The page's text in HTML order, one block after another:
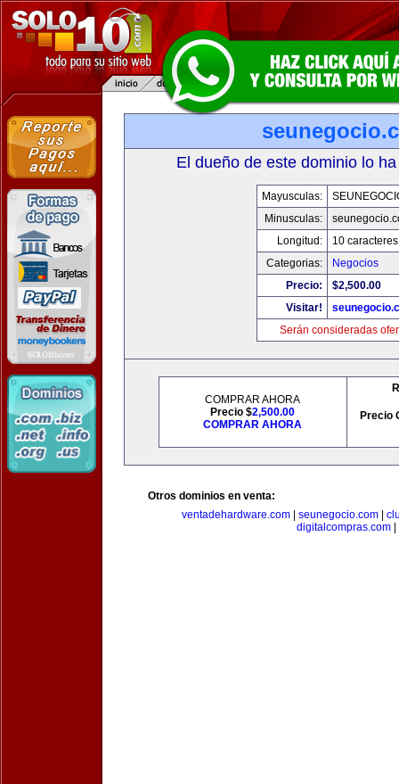
El dueño de este dominio lo
Mayusculas:
Minusculas:
Longitud:
10 caracteres
Categorias:
Negocios
Precio:
$2,500.00
Visitar!
Serán consideradas
COMPRAR AHORA
Precio $2,500.00
COMPRAR AHORA
Precio
Otros dominios en venta:
ventadehardware.com| seunegocio.com|
digitalcompras.com